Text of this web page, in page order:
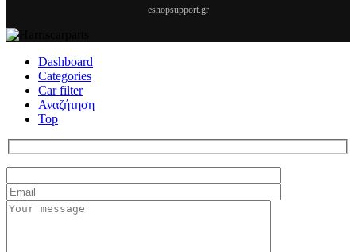
eshopsupport.gr
Dashboard
Categories
Car filter
Αναζήτηση
Top